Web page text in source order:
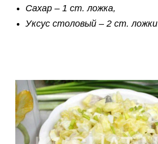
Сахар – 1 ст. ложка,
Уксус столовый – 2 ст. ложки